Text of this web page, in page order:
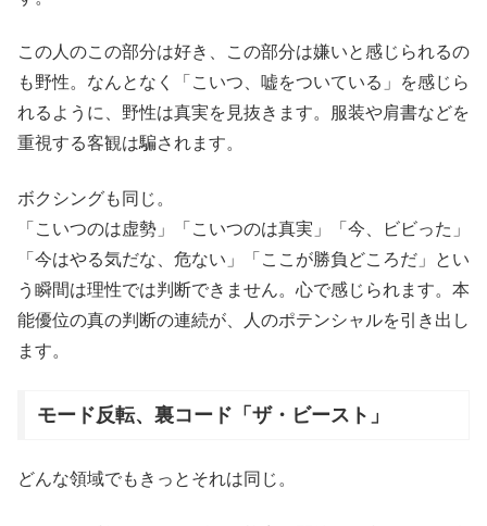
この人のこの部分は好き、この部分は嫌いと感じられるの
も野性。なんとなく「こいつ、嘘をついている」を感じら
れるように、野性は真実を見抜きます。服装や肩書などを
重視する客観は騙されます。
ボクシングも同じ。
「こいつのは虚勢」「こいつのは真実」「今、ビビった」
「今はやる気だな、危ない」「ここが勝負どころだ」とい
う瞬間は理性では判断できません。心で感じられます。本
能優位の真の判断の連続が、人のポテンシャルを引き出し
ます。
モード反転、裏コード「ザ・ビースト」
どんな領域でもきっとそれは同じ。